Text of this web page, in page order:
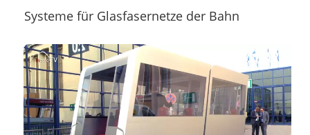
Systeme für Glasfasernetze der Bahn